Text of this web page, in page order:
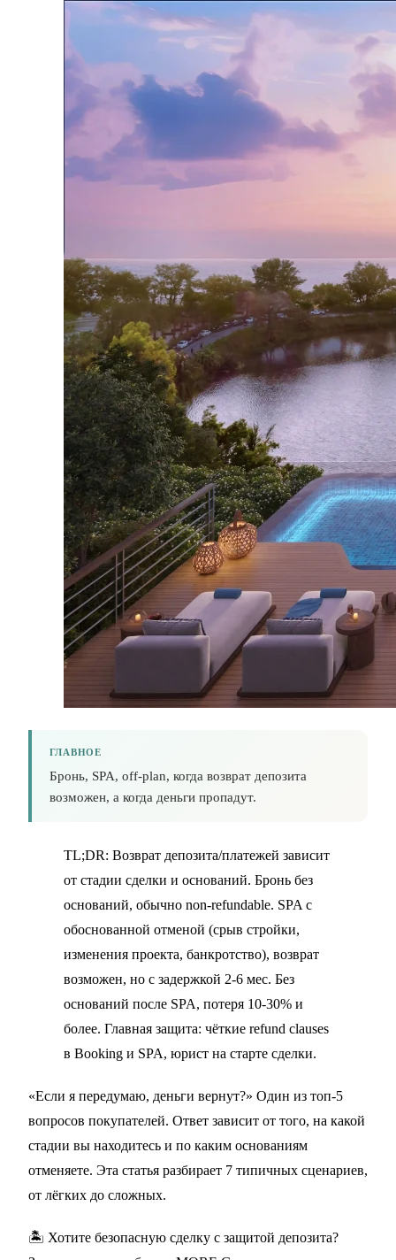
ГЛАВНОЕ
Бронь, SPA, off-plan, когда возврат депозита
возможен, а когда деньги пропадут.
TL;DR: Возврат депозита/платежей зависит
от стадии сделки и оснований. Бронь без
оснований, обычно non-refundable. SPA с
обоснованной отменой (срыв стройки,
изменения проекта, банкротство), возврат
возможен, но с задержкой 2-6 мес. Без
оснований после SPA, потеря 10-30% и
более. Главная защита: чёткие refund clauses
в Booking и SPA, юрист на старте сделки.
«Если я передумаю, деньги вернут?» Один из топ-5
вопросов покупателей. Ответ зависит от того, на какой
стадии вы находитесь и по каким основаниям
отменяете. Эта статья разбирает 7 типичных сценариев,
от лёгких до сложных.
🏝️ Хотите безопасную сделку с защитой депозита?